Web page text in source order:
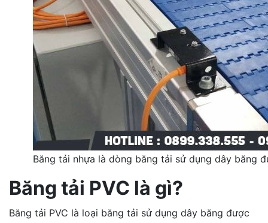
Băng tải nhựa là dòng băng tải sử dụng dây băng
Băng tải PVC là gì?
Băng tải PVC là loại băng tải sử dụng dây băng được